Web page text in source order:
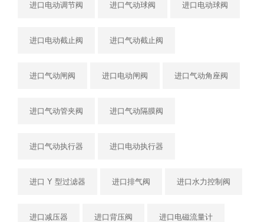
进口电动调节阀 进口气动球阀 进口电动球阀
进口电动截止阀 进口气动截止阀
进口气动闸阀 进口电动闸阀 进口气动角座阀
进口气动管夹阀 进口气动隔膜阀
进口气动执行器 进口电动执行器
进口 Y 型过滤器 进口排气阀 进口水力控制阀
进口减压器 进口背压阀 进口电磁流量计